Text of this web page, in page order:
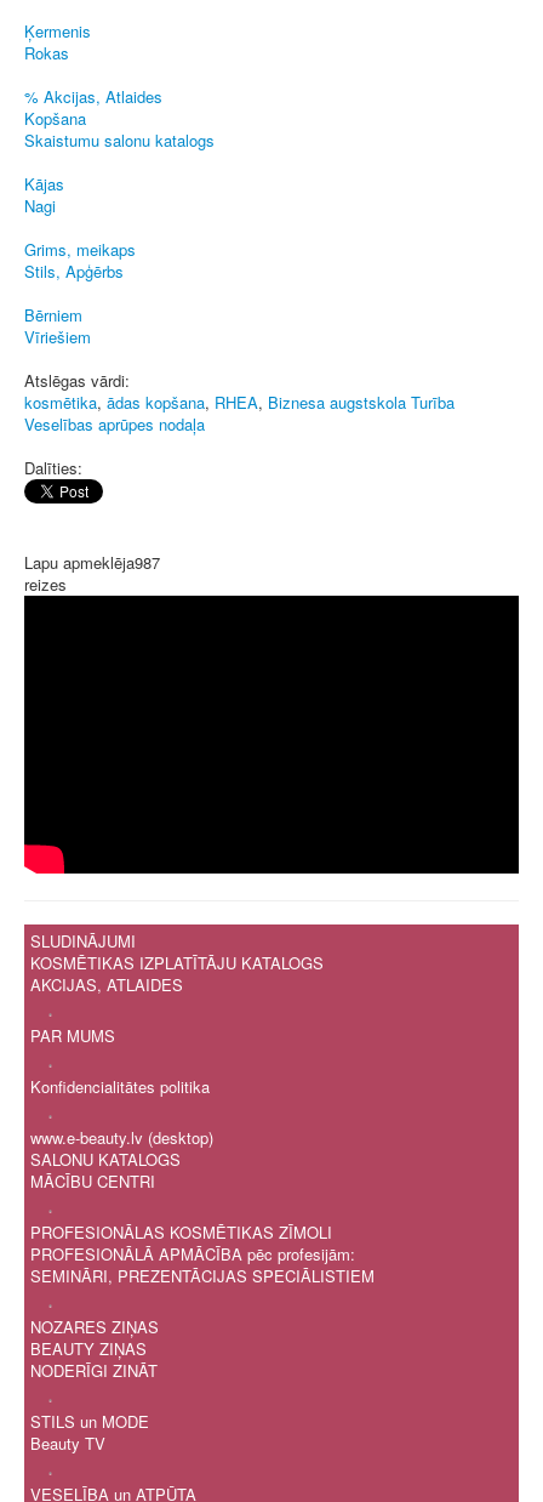
Ķermenis
Rokas
% Akcijas, Atlaides
Kopšana
Skaistumu salonu katalogs
Kājas
Nagi
Grims, meikaps
Stils, Apģērbs
Bērniem
Vīriešiem
Atslēgas vārdi:
kosmētika, ādas kopšana, RHEA, Biznesa augstskola Turība
Veselības aprūpes nodaļa
Dalīties:
Lapu apmeklēja987
reizes
SLUDINĀJUMI
KOSMĒTIKAS IZPLATĪTĀJU KATALOGS
AKCIJAS, ATLAIDES
.
PAR MUMS
.
Konfidencialitātes politika
.
www.e-beauty.lv (desktop)
SALONU KATALOGS
MĀCĪBU CENTRI
.
PROFESIONĀLAS KOSMĒTIKAS ZĪMOLI
PROFESIONĀLĀ APMĀCĪBA pēc profesijām:
SEMINĀRI, PREZENTĀCIJAS SPECIĀLISTIEM
.
NOZARES ZIŅAS
BEAUTY ZIŅAS
NODERĪGI ZINĀT
.
STILS un MODE
Beauty TV
.
VESELĪBA un ATPŪTA